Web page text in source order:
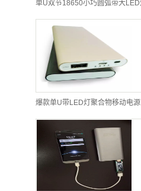
爆款单U带LED灯聚合物移动电